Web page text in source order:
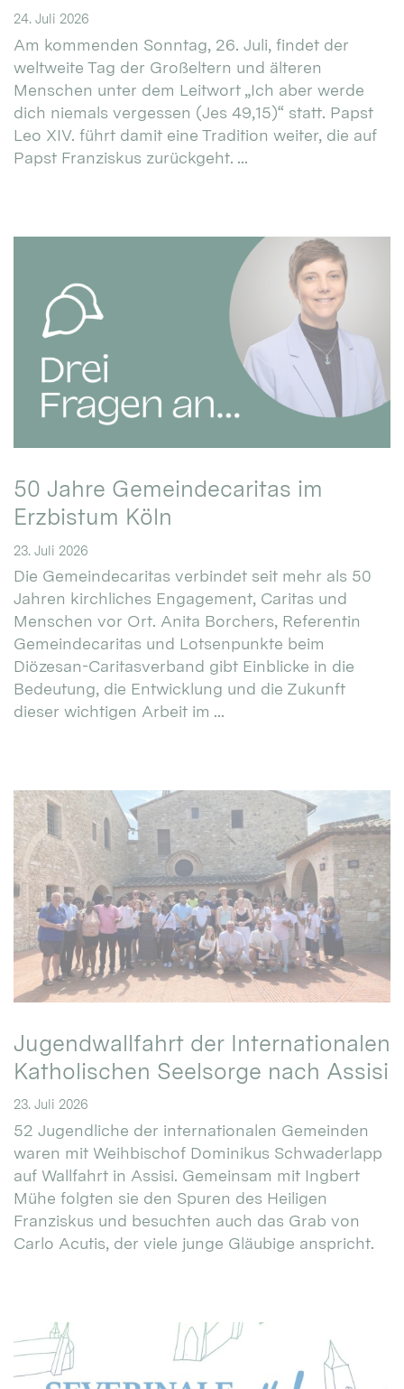
24. Juli 2026
Am kommenden Sonntag, 26. Juli, findet der
weltweite Tag der Großeltern und älteren
Menschen unter dem Leitwort „Ich aber werde
dich niemals vergessen (Jes 49,15)“ statt. Papst
Leo XIV. führt damit eine Tradition weiter, die auf
Papst Franziskus zurückgeht. ...
50 Jahre Gemeindecaritas im
Erzbistum Köln
23. Juli 2026
Die Gemeindecaritas verbindet seit mehr als 50
Jahren kirchliches Engagement, Caritas und
Menschen vor Ort. Anita Borchers, Referentin
Gemeindecaritas und Lotsenpunkte beim
Diözesan-Caritasverband gibt Einblicke in die
Bedeutung, die Entwicklung und die Zukunft
dieser wichtigen Arbeit im ...
Jugendwallfahrt der Internationalen
Katholischen Seelsorge nach Assisi
23. Juli 2026
52 Jugendliche der internationalen Gemeinden
waren mit Weihbischof Dominikus Schwaderlapp
auf Wallfahrt in Assisi. Gemeinsam mit Ingbert
Mühe folgten sie den Spuren des Heiligen
Franziskus und besuchten auch das Grab von
Carlo Acutis, der viele junge Gläubige anspricht.